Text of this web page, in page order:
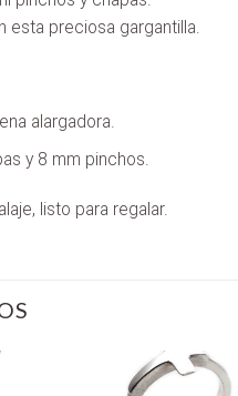
esta preciosa gargantilla.
alargadora.
y 8 mm pinchos.
listo para regalar.